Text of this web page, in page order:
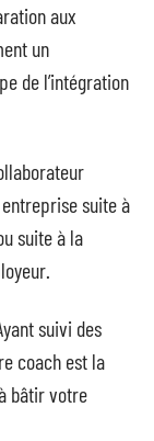
aux
un
de l’intégration
suite à
suite à la
suivi des
coach est la
bâtir votre